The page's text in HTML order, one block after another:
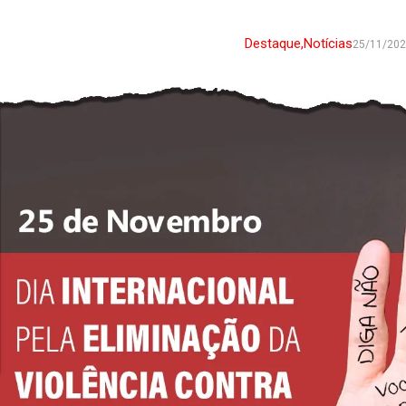
Destaque,Notícias25/11/